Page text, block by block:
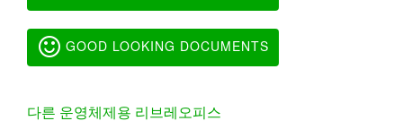
GOOD LOOKING DOCUMENTS
다른 운영체제용 리브레오피스